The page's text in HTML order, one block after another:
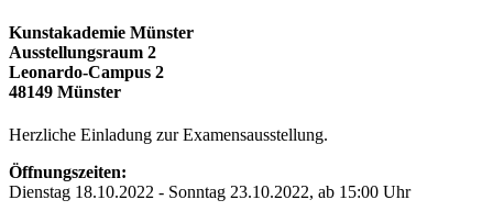
Kunstakademie Münster
Ausstellungsraum 2
Leonardo-Campus 2
48149 Münster
Herzliche Einladung zur Examensausstellung.
Öffnungszeiten:
Dienstag 18.10.2022 - Sonntag 23.10.2022, ab 15:00 Uhr